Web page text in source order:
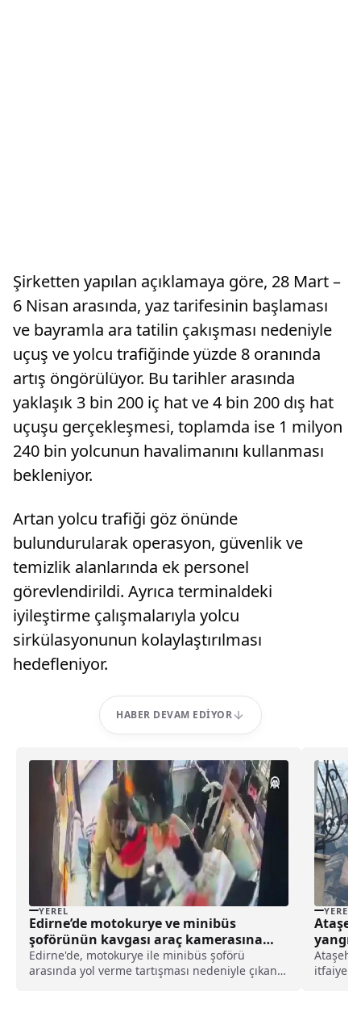
Şirketten yapılan açıklamaya göre, 28 Mart –
6 Nisan arasında, yaz tarifesinin başlaması
ve bayramla ara tatilin çakışması nedeniyle
uçuş ve yolcu trafiğinde yüzde 8 oranında
artış öngörülüyor. Bu tarihler arasında
yaklaşık 3 bin 200 iç hat ve 4 bin 200 dış hat
uçuşu gerçekleşmesi, toplamda ise 1 milyon
240 bin yolcunun havalimanını kullanması
bekleniyor.
Artan yolcu trafiği göz önünde
bulundurularak operasyon, güvenlik ve
temizlik alanlarında ek personel
görevlendirildi. Ayrıca terminaldeki
iyileştirme çalışmalarıyla yolcu
sirkülasyonunun kolaylaştırılması
hedefleniyor.
HABER DEVAM EDIYOR
YEREL
Edirne’de motokurye ve minibüs
şoförünün kavgası araç kamerasına
yansıdı haberi
Edirne'de, motokurye ile minibüs şoförü
arasında yol verme tartışması nedeniyle çıkan
YEREL
itfaiye